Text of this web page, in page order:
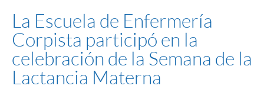
La Escuela de Enfermería
Corpista participó en la
celebración de la Semana de la
Lactancia Materna